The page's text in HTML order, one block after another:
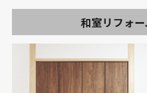
和室リフォ